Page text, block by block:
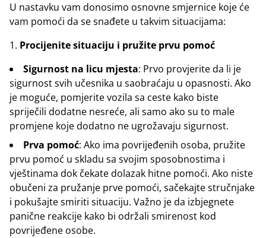
U nastavku vam donosimo osnovne smjernice koje će
vam pomoći da se snađete u takvim situacijama:
Procijenite situaciju i pružite prvu pomoć
Sigurnost na licu mjesta: Prvo provjerite da li je
sigurnost svih učesnika u saobraćaju u opasnosti. Ako
je moguće, pomjerite vozila sa ceste kako biste
spriječili dodatne nesreće, ali samo ako su to male
promjene koje dodatno ne ugrožavaju sigurnost.
Prva pomoć: Ako ima povrijeđenih osoba, pružite
prvu pomoć u skladu sa svojim sposobnostima i
vještinama dok čekate dolazak hitne pomoći. Ako niste
obučeni za pružanje prve pomoći, sačekajte stručnjake
i pokušajte smiriti situaciju. Važno je da izbjegnete
panične reakcije kako bi održali smirenost kod
povrijeđene osobe.